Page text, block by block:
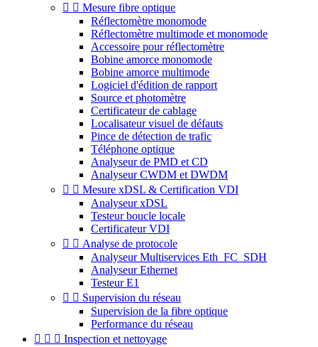
  Mesure fibre optique
Réflectomètre monomode
Réflectomètre multimode et monomode
Accessoire pour réflectomètre
Bobine amorce monomode
Bobine amorce multimode
Logiciel d'édition de rapport
Source et photomètre
Certificateur de cablage
Localisateur visuel de défauts
Pince de détection de trafic
Téléphone optique
Analyseur de PMD et CD
Analyseur CWDM et DWDM
  Mesure xDSL & Certification VDI
Analyseur xDSL
Testeur boucle locale
Certificateur VDI
  Analyse de protocole
Analyseur Multiservices Eth_FC_SDH
Analyseur Ethernet
Testeur E1
  Supervision du réseau
Supervision de la fibre optique
Performance du réseau
   Inspection et nettoyage